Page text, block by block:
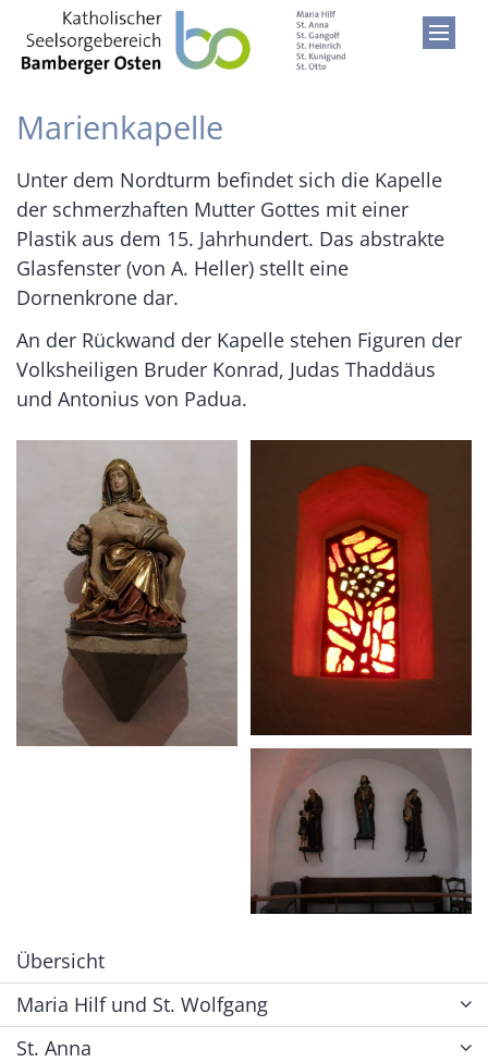
Zum Inhalt springen
Marienkapelle
Unter dem Nordturm befindet sich die Kapelle
der schmerzhaften Mutter Gottes mit einer
Plastik aus dem 15. Jahrhundert. Das abstrakte
Glasfenster (von A. Heller) stellt eine
Dornenkrone dar.
An der Rückwand der Kapelle stehen Figuren der
Volksheiligen Bruder Konrad, Judas Thaddäus
und Antonius von Padua.
Übersicht
Maria Hilf und St. Wolfgang
St. Anna